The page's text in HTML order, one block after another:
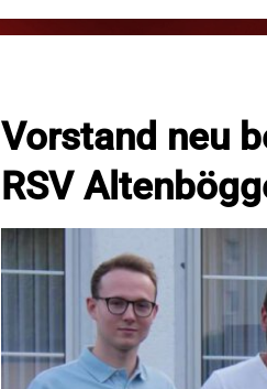
Vorstand neu
RSV